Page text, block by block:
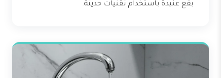
بقع عنيدة باستخدام تقنيات حديثة.